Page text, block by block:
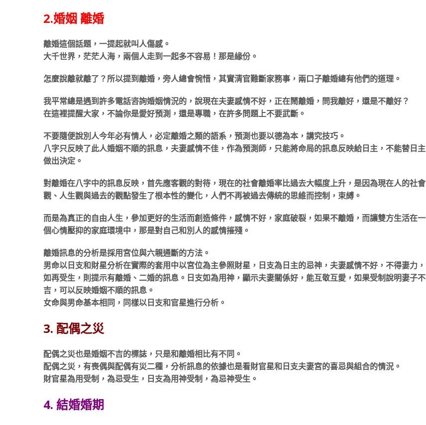
2.婚姻 離婚
離婚這個話題，一提起就叫人傷感。
大千世界，茫茫人海，兩個人走到一起多不容易！那是緣份。
怎麼說離就離了？所以提到離婚，旁人總會惋惜，其實清官難斷家務事，兩口子離婚總有他們的道理。
我平常總是遇到許多電話咨詢婚姻情況的，說現在夫妻感情不好，正在鬧離婚，問我離好，還是不離好？
在這裡提醒大家，不論你是愛好預測，還是專職，在許多問題上不要武斷。
不要隨便說別人今年必有情人，必定離婚之類的語系，預測也要以德為本，講究技巧。
八字只反映了此人婚姻不順的訊息，夫妻感情不佳，作為預測師，只能將命局的訊息反映給日主，不能替日主
做出決定。
對離婚在八字中的訊息反映，首先應客觀的對待，現在的社會離婚率比過去大幅度上升，是因為現在人的社會
觀、人生觀與過去的觀點發生了根本性的變化，人們不再被過去傳統的思維而控制，束縛。
而是為真正的自由人生，參加更好的生活而創造條件，感情不好，家庭破裂，如果不離婚，而讓雙方生活在一
個心情壓抑的家庭環境中，那是對自己和別人的感情摧殘。
離婚訊息的分析是採用宮位與六親通斷的方法。
男命以日支和財星分析在實際的套用中以宮位為主參照財星，日支為日主的忌神，夫妻感情不好，不得妻力，
如再受生，則提示有離婚、二婚的訊息。日支如為用神，顯示夫妻關係好，能互敬互愛，如果受制說明妻子不
吉，可以反映婚姻不順的訊息。
女命與男命基本相同，同樣以日支和官星進行分析。
3. 配偶之災
配偶之災也是婚姻不吉的標誌，只是和離婚相比有不同。
配偶之災，有喪偶與配偶有災二種，分析訊息的依據也是看財官星和日支夫妻宮的喜忌與組合的情況。
財官星為用受制，為忌受生，日支為用神受制，為忌神受生。
4. 結婚婚期